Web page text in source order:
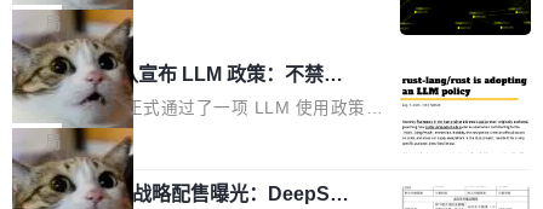
链企业和开发者，邀请行业专家与资深技术顾
问，围绕开源鸿蒙技术能力、设备适配、芯片适
配、功耗与稳定性调优、兼容性测评及统一互联
等内容展开系统讲解和实战交流，帮助企业进一
步了解开源鸿蒙在智能...
恢复，大约 12 小时。 这是 2026 年 8 月的第六
起事故，其中四起与 AI/Copilot 服务相关。 Git
Hub 员工 kdaigle 在 HN 讨论中贴出了一组数
据：2025 年全年 10 亿次 commit。现在，每周
2.75 亿次，全年预计 140 亿次。GitHub...
专家基线
的编程 Agent Harness，核心设计围绕两个抽
象：Recursive Language Model（RLM）和 C
ontinual Harness。在 ARC-AGI 3 基准测试
上，Prime Agent + Opus 5 的组合达到了 95.
5% RHAE Best@1，超过了 ARC 报告的人类专
家基线 95.4%。 不是又一个 coding agent 包装
器 Prime Agent 的架构和市面上大多数 coding
局
Rust 项目团队宣布 LLM 政策：不禁
止，但你要承认哪些代码不是你写的
Rust 语言项目正式通过了一项 LLM 使用政策，
覆盖 rust-lang/rust 单一仓库的代码贡献。这不
是项目级别的官方立场，目前由五个团队采纳，
但它可能是主流开源项目中关于 AI 辅助贡献最
局
宇树科技 IPO 战略配售曝光：DeepSe